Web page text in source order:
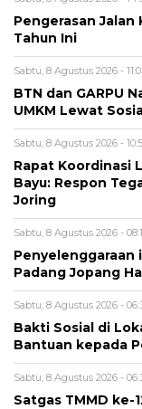
Pengerasan
Tahun Ini
Sabtu, 8 Agustus 2026 -
BTN dan GARPU
UMKM Lewat
Sabtu, 8 Agustus 2026 -
Rapat Koordinasi
Bayu: Respon
Joring
Sabtu, 8 Agustus 2026 -
Penyelenggaraan
Padang Jopang
Sabtu, 8 Agustus 2026 -
Bakti Sosial di
Bantuan kepada
Sabtu, 8 Agustus 2026 -
Satgas TMMD ke-